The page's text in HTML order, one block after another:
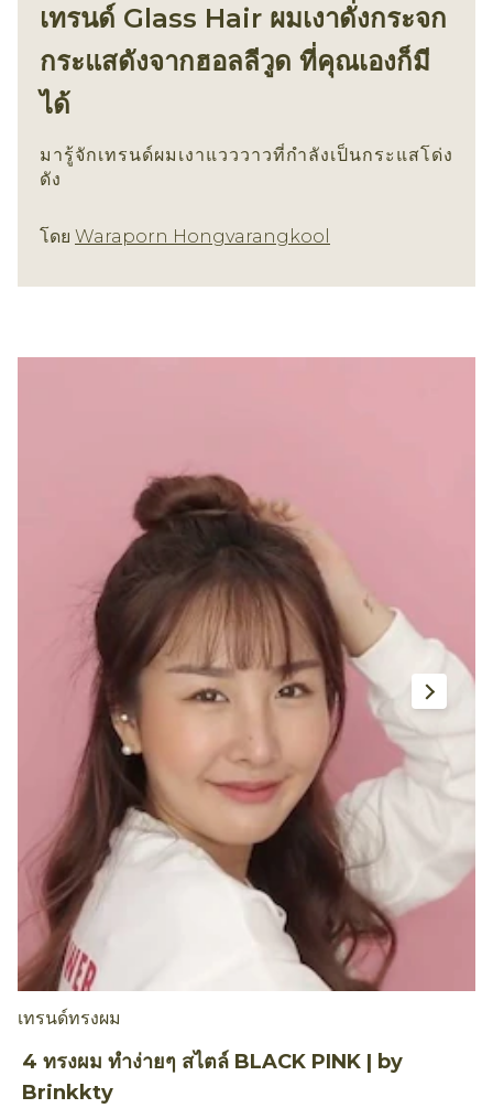
เทรนด์ Glass Hair ผมเงาดั่งกระจก
กระแสดังจากฮอลลีวูด ที่คุณเองก็มี
ได้
มารู้จักเทรนด์ผมเงาแวววาวที่กำลังเป็นกระแสโด่ง
ดัง
โดย Waraporn Hongvarangkool
เทรนด์ทรงผม
4 ทรงผม ทำง่ายๆ สไตล์ BLACK PINK | by
Brinkkty